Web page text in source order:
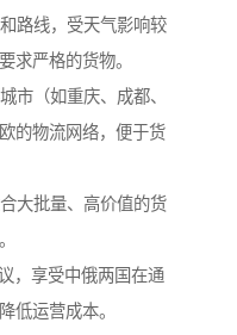
路线，受天气影响较
求严格的货物。
市（如重庆、成都、
的物流网络，便于货
大批量、高价值的货
，享受中俄两国在通
低运营成本。